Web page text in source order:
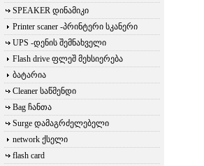
SPEAKER დინამიკი
Printer scaner -პრინტერი სკანერი
UPS -დენის შემნახველი
Flash drive ფლეშ მეხსიერება
ბატარია
Cleaner საწმენდი
Bag ჩანთა
Surge დამაგრძელებელი
network ქსელი
flash card